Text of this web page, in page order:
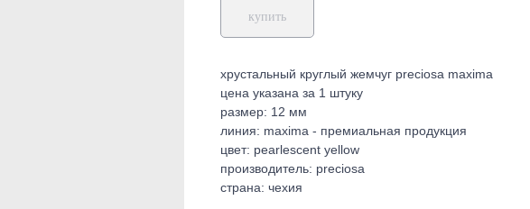
купить
хрустальный круглый жемчуг preciosa maxima
цена указана за 1 штуку
размер: 12 мм
линия: maxima - премиальная продукция
цвет: pearlescent yellow
производитель: preciosa
страна: чехия